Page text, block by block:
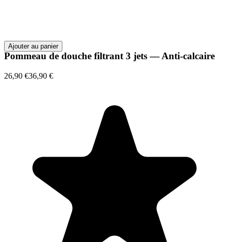
Ajouter au panier
Pommeau de douche filtrant 3 jets — Anti-calcaire
26,90 €36,90 €